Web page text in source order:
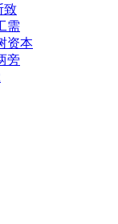
致
需
资本
旁